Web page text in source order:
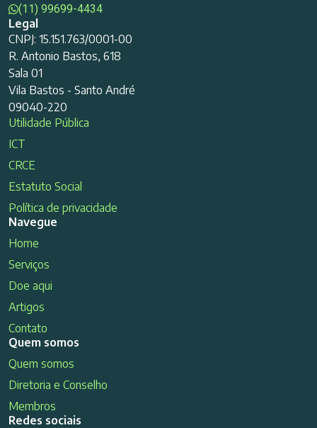
(11) 99699-4434
Legal
CNPJ: 15.151.763/0001-00
R. Antonio Bastos, 618
Sala 01
Vila Bastos - Santo André
09040-220
Utilidade Pública
ICT
CRCE
Estatuto Social
Política de privacidade
Navegue
Home
Serviços
Doe aqui
Artigos
Contato
Quem somos
Quem somos
Diretoria e Conselho
Membros
Redes sociais